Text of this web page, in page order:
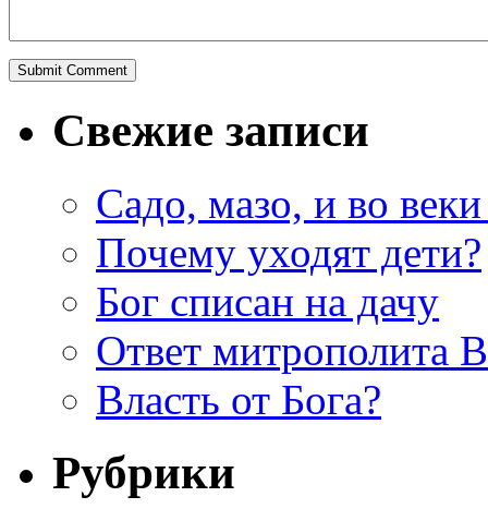
Свежие записи
Садо, мазо, и во веки
Почему уходят дети?
Бог списан на дачу
Ответ митрополита
Власть от Бога?
Рубрики